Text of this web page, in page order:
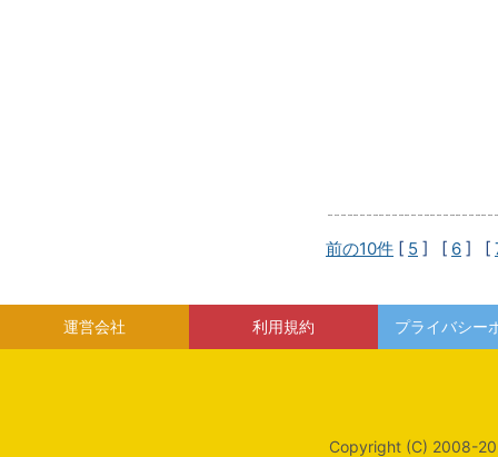
前の10件 [ 5 ] [ 6 ] [
運営会社 利用規約 プライバシー
Copyright (C) 2008-